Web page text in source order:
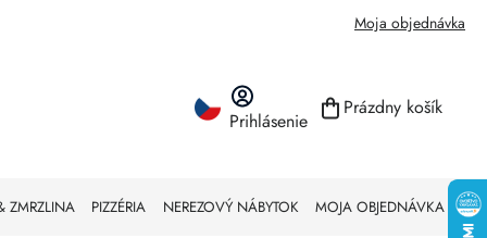
Moja objednávka
Prihlásenie NÁKUPNÝ
Prázdny košík
ZMRZLINA PIZZÉRIA NEREZOVÝ NÁBYTOK MOJA OBJEDNÁVKA